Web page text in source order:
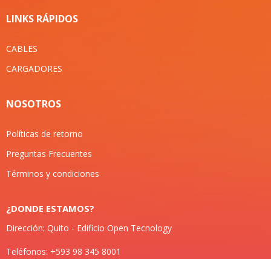
LINKS RÁPIDOS
CABLES
CARGADORES
NOSOTROS
Políticas de retorno
Preguntas Frecuentes
Términos y condiciones
¿DONDE ESTAMOS?
Dirección: Quito - Edificio Open Tecnology
Teléfonos: +593 98 345 8001